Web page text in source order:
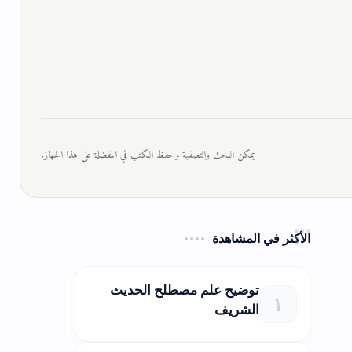
يمكن البحث والتصفية وحفظ الكتب في المفضلة على هذا الجهاز.
الأكثر في المشاهدة
توضيح علم مصطلح الحديث
الشريف